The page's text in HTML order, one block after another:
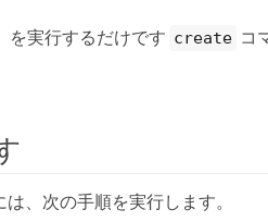
を実行するだけです create コ
、次の手順を実行します。